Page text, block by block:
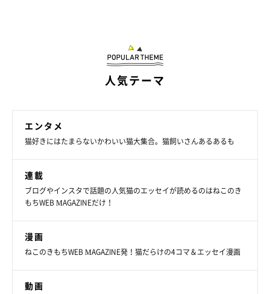
人気テーマ
エンタメ
猫好きにはたまらないかわいい猫大集合。猫飼いさんあるあるも
連載
ブログやインスタで話題の人気猫のエッセイが読めるのはねこのき
もちWEB MAGAZINEだけ！
漫画
ねこのきもちWEB MAGAZINE発！猫だらけの4コマ＆エッセイ漫画
動画